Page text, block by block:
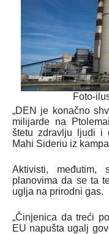
Foto-
„DEN je konačno
milijarde na
štetu zdravlju ljudi i
Mahi Sideriu iz
Aktivisti, međutim,
planovima da se ta
uglja na prirodni gas.
„Činjenica da treći
EU napušta ugalj